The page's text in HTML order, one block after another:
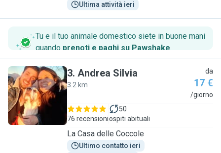
Ultima attività ieri
Tu e il tuo animale domestico siete in buone mani
quando prenoti e paghi su Pawshake.
A
3. Andrea Silvia
3.2 km
da
17 €
/giorno
76 recensioni
50
ospiti abituali
La Casa delle Coccole
Ultimo contatto ieri